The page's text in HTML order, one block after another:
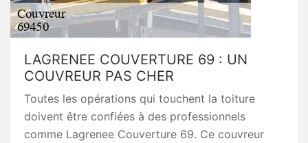
LAGRENEE COUVERTURE 69 : UN
COUVREUR PAS CHER
Toutes les opérations qui touchent la toiture
doivent être confiées à des professionnels
comme Lagrenee Couverture 69. Ce couvreur